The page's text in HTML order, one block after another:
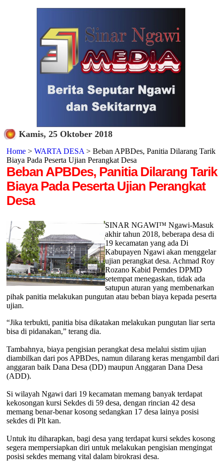
Kamis, 25 Oktober 2018
Home> WARTA DESA > Beban APBDes, Panitia Dilarang Tarik
Biaya Pada Peserta Ujian Perangkat Desa
Beban APBDes, Panitia Dilarang Tarik
Biaya Pada Peserta Ujian Perangkat
Desa
SINAR NGAWI™ Ngawi-Masuk
akhir tahun 2018, beberapa desa di
19 kecamatan yang ada Di
Kabupayen Ngawi akan menggelar
ujian perangkat desa. Achmad Roy
Rozano Kabid Pemdes DPMD
setempat menegaskan, tidak ada
satupun aturan yang membenarkan
pihak panitia melakukan pungutan atau beban biaya kepada peserta
ujian.
“Jika terbukti, panitia bisa dikatakan melakukan pungutan liar serta
bisa di pidanakan,” terang dia.
Tambahnya, biaya pengisian perangkat desa melalui sistim ujian
diambilkan dari pos APBDes, namun dilarang keras mengambil dari
anggaran baik Dana Desa (DD) maupun Anggaran Dana Desa
(ADD).
Si wilayah Ngawi dari 19 kecamatan memang banyak terdapat
kekosongan kursi Sekdes di 59 desa, dengan rincian 42 desa
memang benar-benar kosong sedangkan 17 desa lainya posisi
sekdes di Plt kan.
Untuk itu diharapkan, bagi desa yang terdapat kursi sekdes kosong
segera mempersiapkan diri untuk melakukan pengisian mengingat
posisi sekdes memang vital dalam birokrasi desa.